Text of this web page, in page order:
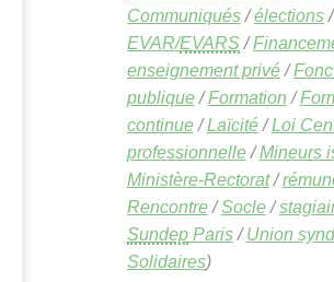
Communiqués/élections/
EVAR/EVARS/
enseignement privé/
publique/Formation /
continue/Laïcité/Loi
professionnelle/Mineurs
Ministère-Rectorat/
Rencontre/Socle/
SundepParis/Union
Solidaires)